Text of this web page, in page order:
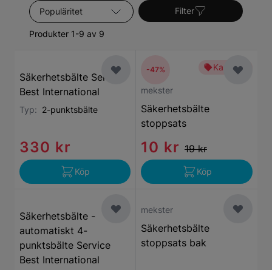
Sortera efter
Produkter 1-9 av 9
Filter
Säkerhetsbälte Service
Best International
Typ: 2-punktsbälte
330 kr
Köp
Kampanj
mekster
Säkerhetsbälte
stoppsats
10 kr 19 kr
-47%
Köp
Säkerhetsbälte -
automatiskt 4-
punktsbälte Service
Best International
mekster
Säkerhetsbälte
stoppsats bak